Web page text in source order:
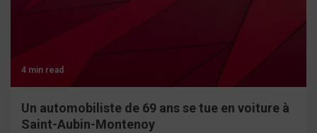
4 min read
Un automobiliste de 69 ans se tue en voiture à
Saint-Aubin-Montenoy